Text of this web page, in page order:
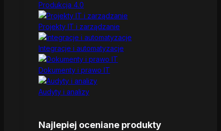
Produkcja 4.0
Projekty IT i zarządzanie
Integracje i automatyzacje
Dokumenty i prawo IT
Audyty i analizy
Najlepiej oceniane produkty